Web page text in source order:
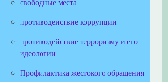
свободные места
противодействие коррупции
противодействие терроризму и его
идеологии
Профилактика жестокого обращения